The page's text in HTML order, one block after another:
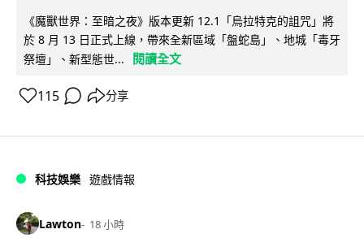
《魔獸世界：至暗之夜》版本更新 12.1「烏拉特克的詛咒」將
於 8 月 13 日正式上線，帶來全新區域「盤蛇島」、地城「毒牙
祭壇」、新型態世...
閱讀全文
115 分享
科技娛樂 遊戲情報
Lawton 18 小時